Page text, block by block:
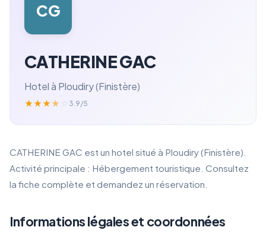
CG
CATHERINE GAC
Hotel à Ploudiry (Finistère)
★★★★ 3.9/5
CATHERINE GAC est un hotel situé à Ploudiry (Finistère).
Activité principale : Hébergement touristique. Consultez
la fiche complète et demandez un réservation.
Informations légales et coordonnées